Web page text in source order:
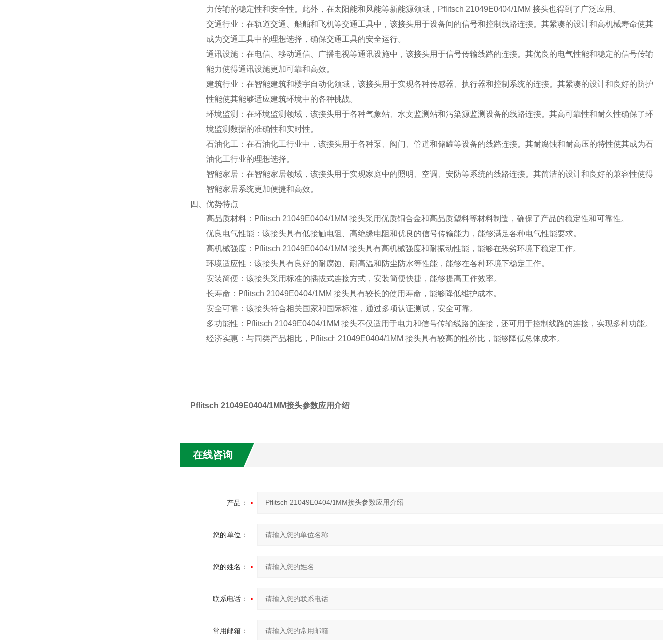
力传输的稳定性和安全性。此外，在太阳能和风能等新能源领域，Pflitsch 21049E0404/1MM 接头也得到了广泛应用。
交通行业：在轨道交通、船舶和飞机等交通工具中，该接头用于设备间的信号和控制线路连接。其紧凑的设计和高机械寿命使其
成为交通工具中的理想选择，确保交通工具的安全运行。
通讯设施：在电信、移动通信、广播电视等通讯设施中，该接头用于信号传输线路的连接。其优良的电气性能和稳定的信号传输
能力使得通讯设施更加可靠和高效。
建筑行业：在智能建筑和楼宇自动化领域，该接头用于实现各种传感器、执行器和控制系统的连接。其紧凑的设计和良好的防护
性能使其能够适应建筑环境中的各种挑战。
环境监测：在环境监测领域，该接头用于各种气象站、水文监测站和污染源监测设备的线路连接。其高可靠性和耐久性确保了环
境监测数据的准确性和实时性。
石油化工：在石油化工行业中，该接头用于各种泵、阀门、管道和储罐等设备的线路连接。其耐腐蚀和耐高压的特性使其成为石
油化工行业的理想选择。
智能家居：在智能家居领域，该接头用于实现家庭中的照明、空调、安防等系统的线路连接。其简洁的设计和良好的兼容性使得
智能家居系统更加便捷和高效。
四、优势特点
高品质材料：Pflitsch 21049E0404/1MM 接头采用优质铜合金和高品质塑料等材料制造，确保了产品的稳定性和可靠性。
优良电气性能：该接头具有低接触电阻、高绝缘电阻和优良的信号传输能力，能够满足各种电气性能要求。
高机械强度：Pflitsch 21049E0404/1MM 接头具有高机械强度和耐振动性能，能够在恶劣环境下稳定工作。
环境适应性：该接头具有良好的耐腐蚀、耐高温和防尘防水等性能，能够在各种环境下稳定工作。
安装简便：该接头采用标准的插拔式连接方式，安装简便快捷，能够提高工作效率。
长寿命：Pflitsch 21049E0404/1MM 接头具有较长的使用寿命，能够降低维护成本。
安全可靠：该接头符合相关国家和国际标准，通过多项认证测试，安全可靠。
多功能性：Pflitsch 21049E0404/1MM 接头不仅适用于电力和信号传输线路的连接，还可用于控制线路的连接，实现多种功能。
经济实惠：与同类产品相比，Pflitsch 21049E0404/1MM 接头具有较高的性价比，能够降低总体成本。
Pflitsch 21049E0404/1MM接头参数应用介绍
在线咨询
产品：
您的单位：
您的姓名：
联系电话：
常用邮箱：